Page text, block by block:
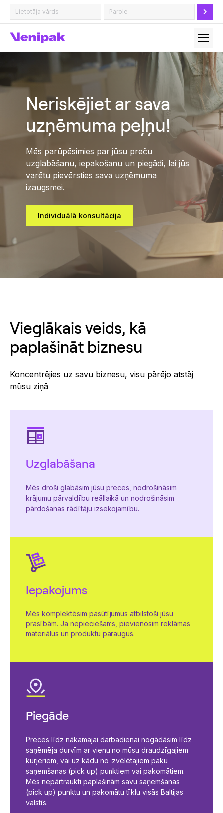
Neriskējiet ar sava
uzņēmuma peļņu!
Mēs parūpēsimies par jūsu preču
uzglabāšanu, iepakošanu un piegādi, lai jūs
varētu pievērsties sava uzņēmuma
izaugsmei.
Individuālā konsultācija
Vieglākais veids, kā
paplašināt biznesu
Koncentrējies uz savu biznesu, visu pārējo atstāj
mūsu ziņā
Uzglabāšana
Mēs droši glabāsim jūsu preces, nodrošināsim
krājumu pārvaldību reāllaikā un nodrošināsim
pārdošanas rādītāju izsekojamību.
Iepakojums
Mēs komplektēsim pasūtījumus atbilstoši jūsu
prasībām. Ja nepieciešams, pievienosim reklāmas
materiālus un produktu paraugus.
Piegāde
Preces līdz nākamajai darbadienai nogādāsim līdz
saņēmēja durvīm ar vienu no mūsu draudzīgajiem
kurjeriem, vai uz kādu no izvēlētajiem paku
saņemšanas (pick up) punktiem vai pakomātiem.
Mēs nepārtraukti paplašinām savu saņemšanas
(pick up) punktu un pakomātu tīklu visās Baltijas
valstīs.